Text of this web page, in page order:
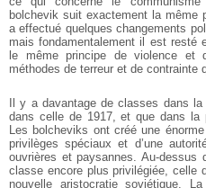
bolchevik suit exactement la même
a effectué quelques changements
mais fondamentalement il est resté
le même principe de violence et
méthodes de terreur et de contrainte
Il y a davantage de classes dans la
dans celle de 1917, et que dans la
Les bolcheviks ont créé une
privilèges spéciaux et d’une
ouvrières et paysannes. Au-dessus
classe encore plus privilégiée, celle
nouvelle aristocratie soviétique.